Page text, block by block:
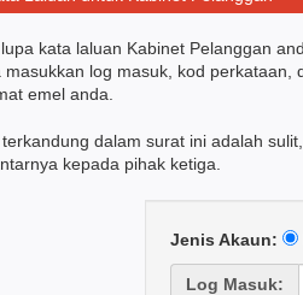
kata laluan Kabinet Pelanggan
masukkan log masuk, kod
emel anda.
dalam surat ini adalah
kepada pihak ketiga.
Jenis Akaun:
Log Masuk: